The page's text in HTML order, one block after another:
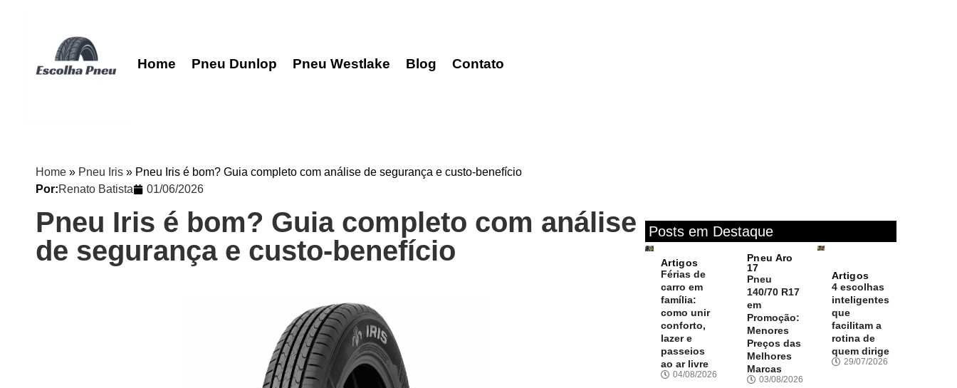
Home Pneu Dunlop Pneu Westlake Blog Contato
Home » Pneu Iris » Pneu Iris é bom? Guia completo com análise de segurança e custo-benefício
Por:Renato Batista 01/06/2026
Pneu Iris é bom? Guia completo com análise
de segurança e custo-benefício
Posts em Destaque
Artigos
Férias de
carro em
família:
como unir
conforto,
lazer e
passeios
ao ar livre
04/08/2026
Pneu Aro
17
Pneu
140/70 R17
em
Promoção:
Menores
Preços das
Melhores
Marcas
03/08/2026
Artigos
4 escolhas
inteligentes
que
facilitam a
rotina de
quem dirige
29/07/2026